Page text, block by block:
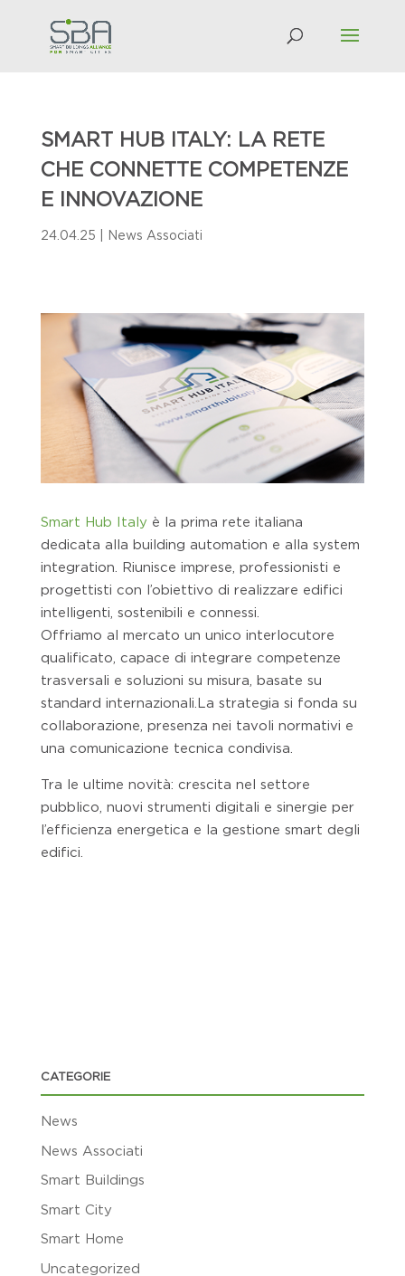
SMART HUB ITALY: LA RETE
CHE CONNETTE COMPETENZE
E INNOVAZIONE
24.04.25 News Associati
Smart Hub Italyè la prima rete italiana
dedicata alla building automation e alla system
integration. Riunisce imprese, professionisti e
progettisti con l’obiettivo di realizzare edifici
intelligenti, sostenibili e connessi.
Offriamo al mercato un unico interlocutore
qualificato, capace di integrare competenze
trasversali e soluzioni su misura, basate su
standard internazionali.La strategia si fonda su
collaborazione, presenza nei tavoli normativi e
una comunicazione tecnica condivisa.
Tra le ultime novità: crescita nel settore
pubblico, nuovi strumenti digitali e sinergie per
l’efficienza energetica e la gestione smart degli
edifici.
CATEGORIE
News
News Associati
Smart Buildings
Smart City
Smart Home
Uncategorized